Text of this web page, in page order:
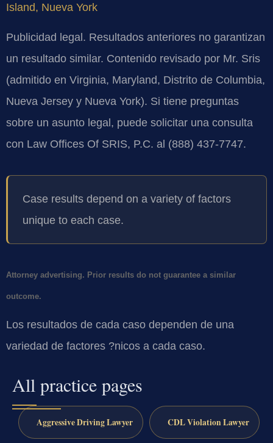
Island, Nueva York
Publicidad legal. Resultados anteriores no garantizan
un resultado similar. Contenido revisado por Mr. Sris
(admitido en Virginia, Maryland, Distrito de Columbia,
Nueva Jersey y Nueva York). Si tiene preguntas
sobre un asunto legal, puede solicitar una consulta
con Law Offices Of SRIS, P.C. al (888) 437-7747.
Case results depend on a variety of factors
unique to each case.
Attorney advertising. Prior results do not guarantee a similar
outcome.
Los resultados de cada caso dependen de una
variedad de factores ?nicos a cada caso.
All practice pages
Aggressive Driving Lawyer CDL Violation Lawyer